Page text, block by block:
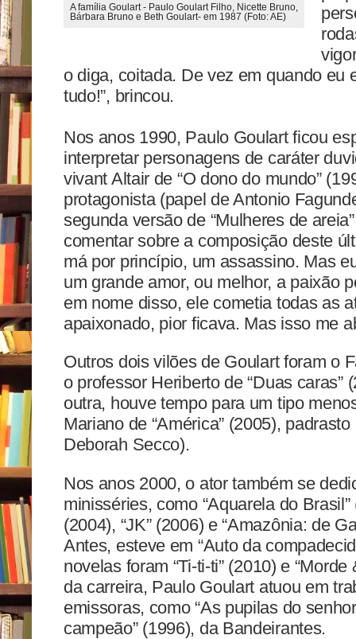
A família Goulart - Paulo Goulart Filho, Nicette Bruno,
Bárbara Bruno e Beth Goulart- em 1987 (Foto: AE)
o diga, coitada. De vez em quando eu
tudo!”, brincou.
Nos anos 1990, Paulo Goulart ficou
interpretar personagens de caráter
vivant Altair de “O dono do mundo”
protagonista (papel de Antonio
segunda versão de “Mulheres de
comentar sobre a composição deste
má por princípio, um assassino. Mas
um grande amor, ou melhor, a paixão
em nome disso, ele cometia todas as
apaixonado, pior ficava. Mas isso me
Outros dois vilões de Goulart foram o
o professor Heriberto de “Duas caras”
outra, houve tempo para um tipo
Mariano de “América” (2005),
Deborah Secco).
Nos anos 2000, o ator também se
minisséries, como “Aquarela do
(2004), “JK” (2006) e “Amazônia: de
Antes, esteve em “Auto da
novelas foram “Ti-ti-ti” (2010) e
da carreira, Paulo Goulart atuou em
emissoras, como “As pupilas do
campeão” (1996), da Bandeirantes.